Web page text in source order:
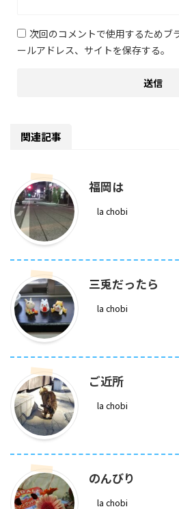
次回のコメントで使用するためブ
ールアドレス、サイトを保存する。
関連記事
福岡は
la chobi
三兎だったら
la chobi
ご近所
la chobi
のんびり
la chobi